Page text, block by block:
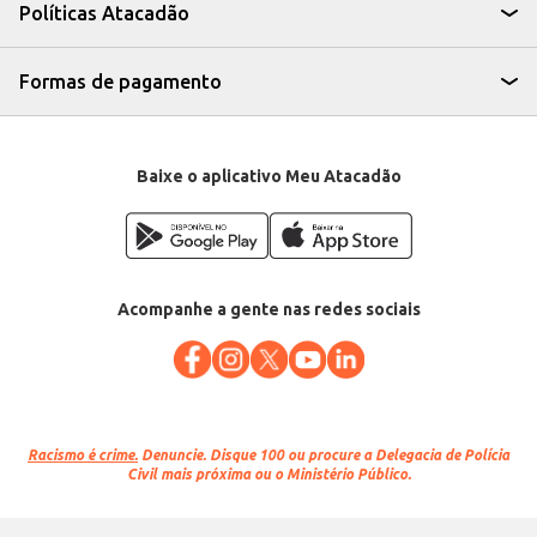
experiência satisfatória.
Políticas Atacadão
Formas de pagamento
Baixe o aplicativo Meu Atacadão
Acompanhe a gente nas redes sociais
Racismo é crime. Denuncie. Disque 100 ou procure a Delegacia de Polícia
Civil mais próxima ou o Ministério Público.